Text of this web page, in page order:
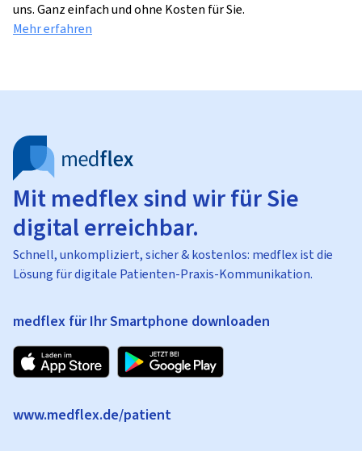
uns. Ganz einfach und ohne Kosten für Sie.
Mehr erfahren
Mit medflex sind wir für Sie
digital erreichbar.
Schnell, unkompliziert, sicher & kostenlos: medflex ist die
Lösung für digitale Patienten-Praxis-Kommunikation.
medflex für Ihr Smartphone downloaden
www.medflex.de/patient